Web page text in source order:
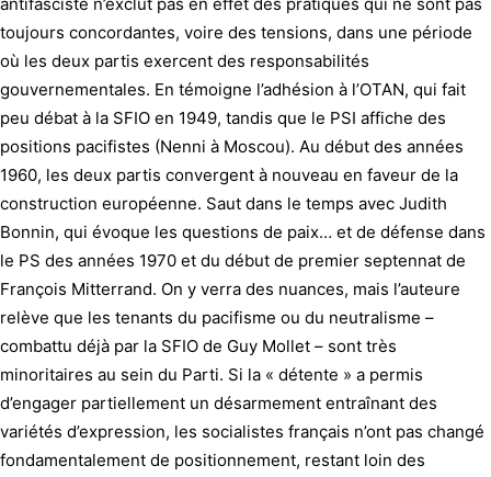
toujours concordantes, voire des tensions, dans une période
où les deux partis exercent des responsabilités
gouvernementales. En témoigne l’adhésion à l’OTAN, qui fait
peu débat à la SFIO en 1949, tandis que le PSI affiche des
positions pacifistes (Nenni à Moscou). Au début des années
1960, les deux partis convergent à nouveau en faveur de la
construction européenne. Saut dans le temps avec Judith
Bonnin, qui évoque les questions de paix… et de défense dans
le PS des années 1970 et du début de premier septennat de
François Mitterrand. On y verra des nuances, mais l’auteure
relève que les tenants du pacifisme ou du neutralisme –
combattu déjà par la SFIO de Guy Mollet – sont très
minoritaires au sein du Parti. Si la « détente » a permis
d’engager partiellement un désarmement entraînant des
variétés d’expression, les socialistes français n’ont pas changé
fondamentalement de positionnement, restant loin des